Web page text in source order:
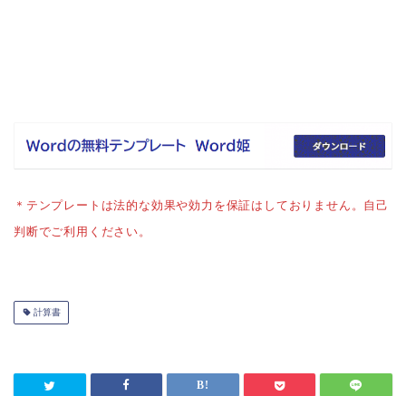
＊テンプレートは法的な効果や効力を保証はしておりません。自己
判断でご利用ください。
計算書